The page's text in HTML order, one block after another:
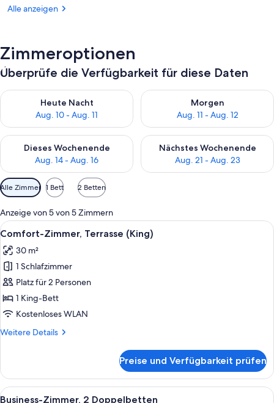
Alle anzeigen
Zimmeroptionen
Überprüfe die Verfügbarkeit für diese Daten
Heute Nacht
Aug. 10 - Aug. 11
Überprüfe die Verfügbarkeit für heute Nacht, Aug. 10 - Aug.
Morgen
Aug. 11 - Aug. 12
Überprüfe die Verfügbarkeit
Dieses Wochenende
Aug. 14 - Aug. 16
Überprüfe die Verfügbarkeit für dieses Wochenende, Aug. 14
Nächstes Wochenende
Aug. 21 - Aug. 23
Überprüfe die Verfügbarkeit
Verfügbare
Filter
für
Zimmer
Alle Zimmer 1 Bett 2 Betten
Anzeige von 5 von 5 Zimmern
Alle
Fotos
für
Comfort-
Zimmer,
Terrasse
(King)
Ein Hotelzimmer mit einem großen
11
Comfort-Zimmer, Terrasse (King)
30 m²
1 Schlafzimmer
Platz für 2 Personen
1 King-Bett
Kostenloses WLAN
Weitere Details
Weitere
Zimmer,
Terrasse
(King)
Preise und Verfügbarkeit prüfen
Alle
Ein Hotelzimmer mit zwei Betten,
12
Business-Zimmer, 2 Doppelbetten